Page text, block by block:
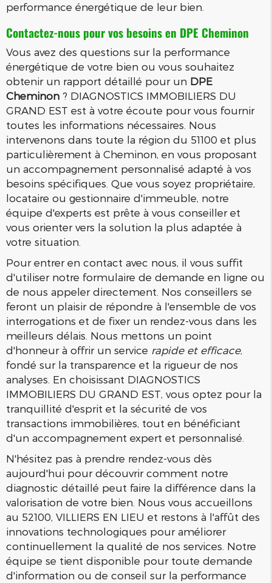
performance énergétique de leur bien.
Contactez-nous pour vos besoins en DPE Cheminon
Vous avez des questions sur la performance
énergétique de votre bien ou vous souhaitez
obtenir un rapport détaillé pour un DPE
Cheminon ? DIAGNOSTICS IMMOBILIERS DU
GRAND EST est à votre écoute pour vous fournir
toutes les informations nécessaires. Nous
intervenons dans toute la région du 51100 et plus
particulièrement à Cheminon, en vous proposant
un accompagnement personnalisé adapté à vos
besoins spécifiques. Que vous soyez propriétaire,
locataire ou gestionnaire d'immeuble, notre
équipe d'experts est prête à vous conseiller et
vous orienter vers la solution la plus adaptée à
votre situation.
Pour entrer en contact avec nous, il vous suffit
d'utiliser notre formulaire de demande en ligne ou
de nous appeler directement. Nos conseillers se
feront un plaisir de répondre à l'ensemble de vos
interrogations et de fixer un rendez-vous dans les
meilleurs délais. Nous mettons un point
d'honneur à offrir un service rapide et efficace,
fondé sur la transparence et la rigueur de nos
analyses. En choisissant DIAGNOSTICS
IMMOBILIERS DU GRAND EST, vous optez pour la
tranquillité d'esprit et la sécurité de vos
transactions immobilières, tout en bénéficiant
d'un accompagnement expert et personnalisé.
N'hésitez pas à prendre rendez-vous dès
aujourd'hui pour découvrir comment notre
diagnostic détaillé peut faire la différence dans la
valorisation de votre bien. Nous vous accueillons
au 52100, VILLIERS EN LIEU et restons à l'affût des
innovations technologiques pour améliorer
continuellement la qualité de nos services. Notre
équipe se tient disponible pour toute demande
d'information ou de conseil sur la performance